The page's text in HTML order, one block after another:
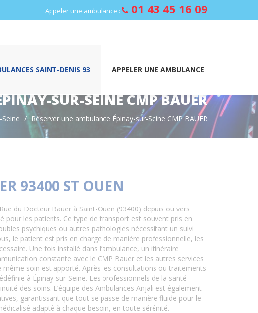
Appeler une ambulance : 01 43 45 16 09
SAINT-DENIS 93 APPELER UNE AMBULANCE
SUR-SEINE CMP BAUER
Réserver une ambulance Épinay-sur-Seine CMP BAUER
93400 ST OUEN
du Docteur Bauer à Saint-Ouen (93400) depuis ou vers
pour les patients. Ce type de transport est souvent pris en
psychiques ou autres pathologies nécessitant un suivi
le patient est pris en charge de manière professionnelle, les
Une fois installé dans l’ambulance, un itinéraire
constante avec le CMP Bauer et les autres services
même soin est apporté. Après les consultations ou traitements
à Épinay-sur-Seine. Les professionnels de la santé
des soins. L’équipe des Ambulances Anjali est également
garantissant que tout se passe de manière fluide pour le
adapté à chaque besoin, en toute sérénité.